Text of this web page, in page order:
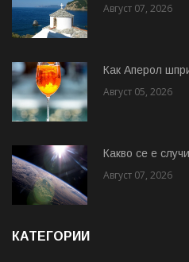
Август 07, 2026
Как Аперол
Август 05, 2026
Какво се е
Август 07, 2026
КАТЕГОРИИ